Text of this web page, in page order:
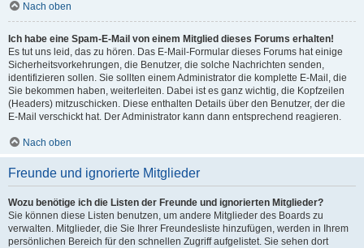
Nach oben
Ich habe eine Spam-E-Mail von einem Mitglied dieses Forums erhalten!
Es tut uns leid, das zu hören. Das E-Mail-Formular dieses Forums hat einige
Sicherheitsvorkehrungen, die Benutzer, die solche Nachrichten senden,
identifizieren sollen. Sie sollten einem Administrator die komplette E-Mail, die
Sie bekommen haben, weiterleiten. Dabei ist es ganz wichtig, die Kopfzeilen
(Headers) mitzuschicken. Diese enthalten Details über den Benutzer, der die
E-Mail verschickt hat. Der Administrator kann dann entsprechend reagieren.
Nach oben
Freunde und ignorierte Mitglieder
Wozu benötige ich die Listen der Freunde und ignorierten Mitglieder?
Sie können diese Listen benutzen, um andere Mitglieder des Boards zu
verwalten. Mitglieder, die Sie Ihrer Freundesliste hinzufügen, werden in Ihrem
persönlichen Bereich für den schnellen Zugriff aufgelistet. Sie sehen dort